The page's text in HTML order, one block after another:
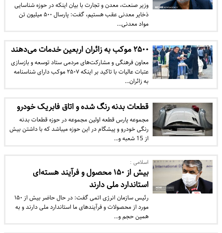
وزیر صنعت، معدن و تجارت با بیان اینکه در حوزه شناسایی
ذخایر معدنی عقب هستیم، گفت: پارسال ۵۰۰ میلیون تن
مواد معدنی…
۲۵۰۰ موکب به زائران اربعین خدمات می‌دهند
معاون فرهنگی و مشارکت‌های مردمی ستاد توسعه و بازسازی
عتبات عالیات با تاکید بر اینکه ۲۵۰۷ موکب دارای شناسنامه
به زائران…
قطعات بدنه رنگ شده و اتاق فابریک خودرو
مجموعه پارس قطعه اولین مجموعه در حوزه قطعات بدنه
رنگی خودرو و پیشگام در این حوزه میباشد که با داشتن بیش
از 15 شعبه و…
اسلامی :
بیش از ۱۵۰ محصول و فرآیند هسته‌ای
استاندارد ملی دارند
رئیس سازمان انرژی اتمی گفت: در حال حاضر بیش از ۱۵۰
مورد از محصولات و فرآیندهای ما استاندارد ملی دارند و به
همین حجم و…